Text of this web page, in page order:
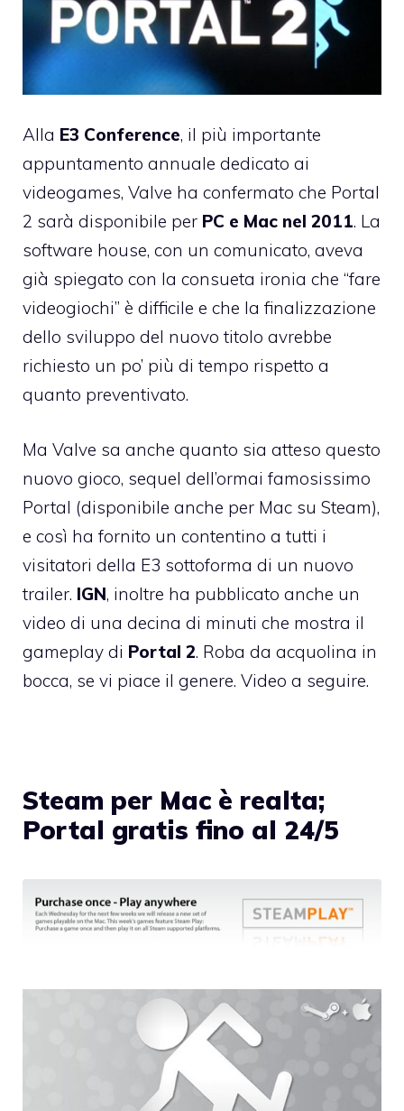
Alla E3 Conference, il più importante
appuntamento annuale dedicato ai
videogames, Valve ha confermato che Portal
2 sarà disponibile per PC e Mac nel 2011. La
software house, con un comunicato, aveva
già spiegato con la consueta ironia che “fare
videogiochi” è difficile e che la finalizzazione
dello sviluppo del nuovo titolo avrebbe
richiesto un po’ più di tempo rispetto a
quanto preventivato.
Ma Valve sa anche quanto sia atteso questo
nuovo gioco, sequel dell’ormai famosissimo
Portal (disponibile anche per Mac su Steam),
e così ha fornito un contentino a tutti i
visitatori della E3 sottoforma di un nuovo
trailer. IGN, inoltre ha pubblicato anche un
video di una decina di minuti che mostra il
gameplay di Portal 2. Roba da acquolina in
bocca, se vi piace il genere. Video a seguire.
Steam per Mac è realta;
Portal gratis fino al 24/5